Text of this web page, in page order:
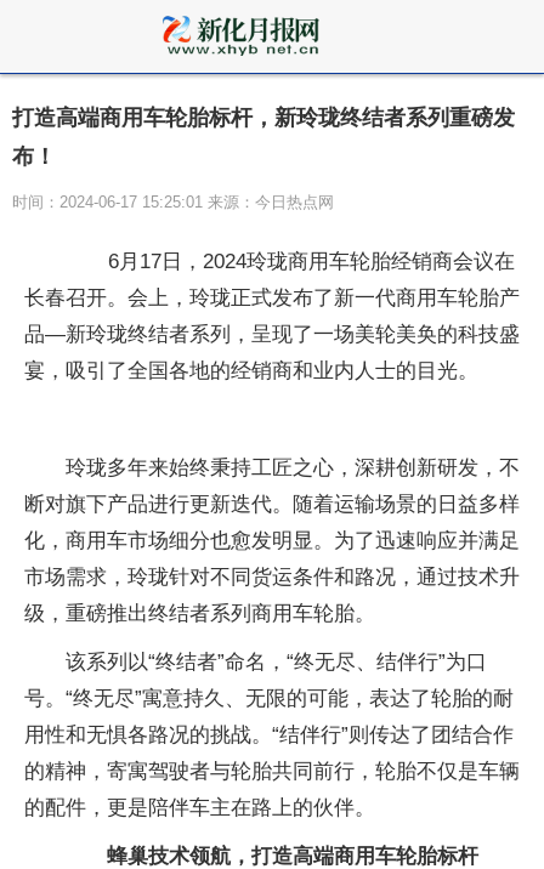
打造高端商用车轮胎标杆，新玲珑终结者系列重磅发
布！
时间：2024-06-17 15:25:01 来源：今日热点网
6月17日，2024玲珑商用车轮胎经销商会议在
长春召开。会上，玲珑正式发布了新一代商用车轮胎产
品—新玲珑终结者系列，呈现了一场美轮美奂的科技盛
宴，吸引了全国各地的经销商和业内人士的目光。
玲珑多年来始终秉持工匠之心，深耕创新研发，不
断对旗下产品进行更新迭代。随着运输场景的日益多样
化，商用车市场细分也愈发明显。为了迅速响应并满足
市场需求，玲珑针对不同货运条件和路况，通过技术升
级，重磅推出终结者系列商用车轮胎。
该系列以“终结者”命名，“终无尽、结伴行”为口
号。“终无尽”寓意持久、无限的可能，表达了轮胎的耐
用性和无惧各路况的挑战。“结伴行”则传达了团结合作
的精神，寄寓驾驶者与轮胎共同前行，轮胎不仅是车辆
的配件，更是陪伴车主在路上的伙伴。
蜂巢技术领航，打造高端商用车轮胎标杆